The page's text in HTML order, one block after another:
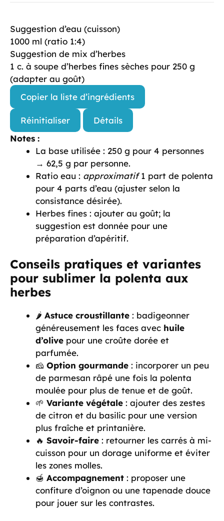
Suggestion d’eau (cuisson)
1000 ml (ratio 1:4)
Suggestion de mix d’herbes
1 c. à soupe d’herbes fines sèches pour 250 g
(adapter au goût)
Copier la liste d’ingrédients
Réinitialiser
Détails
Notes :
La base utilisée : 250 g pour 4 personnes
→ 62,5 g par personne.
Ratio eau : approximatif1 part de polenta
pour 4 parts d’eau (ajuster selon la
consistance désirée).
Herbes fines : ajouter au goût; la
suggestion est donnée pour une
préparation d’apéritif.
Conseils pratiques et variantes
pour sublimer la polenta aux
herbes
🌶️ Astuce croustillante : badigeonner
généreusement les faces avec huile
d’olive pour une croûte dorée et
parfumée.
🧀 Option gourmande : incorporer un peu
de parmesan râpé une fois la polenta
moulée pour plus de tenue et de goût.
🌱 Variante végétale : ajouter des zestes
de citron et du basilic pour une version
plus fraîche et printanière.
🔥 Savoir-faire : retourner les carrés à mi-
cuisson pour un dorage uniforme et éviter
les zones molles.
🍯 Accompagnement : proposer une
confiture d’oignon ou une tapenade douce
pour jouer sur les contrastes.